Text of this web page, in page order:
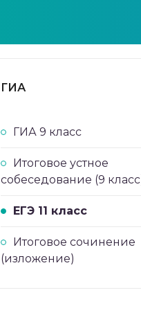
ГИА
ГИА 9 класс
Итоговое устное
собеседование (9
ЕГЭ 11 класс
Итоговое сочинение
(изложение)